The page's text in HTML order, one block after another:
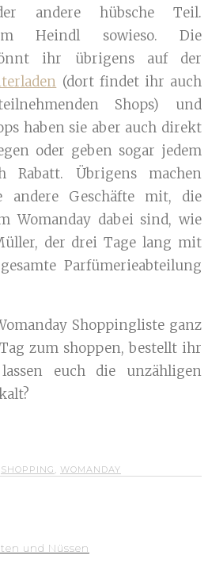
andere hübsche Teil.
Heindl sowieso. Die
ihr übrigens auf der
(dort findet ihr auch
Shops) und
haben sie aber auch direkt
oder geben sogar jedem
Rabatt. Übrigens machen
andere Geschäfte mit, die
Womanday dabei sind, wie
der drei Tage lang mit
Parfümerieabteilung
Shoppingliste ganz
zum shoppen, bestellt ihr
euch die unzähligen
SHOPPING , WOMANDAY
und Nüssen